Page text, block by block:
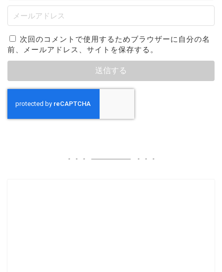
次回のコメントで使用するためブラウザーに自分の名
前、メールアドレス、サイトを保存する。